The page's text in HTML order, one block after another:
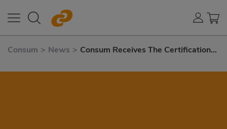
Consum > News > Consum Receives The Certification
By Obtaining The 3rd Lean & Green